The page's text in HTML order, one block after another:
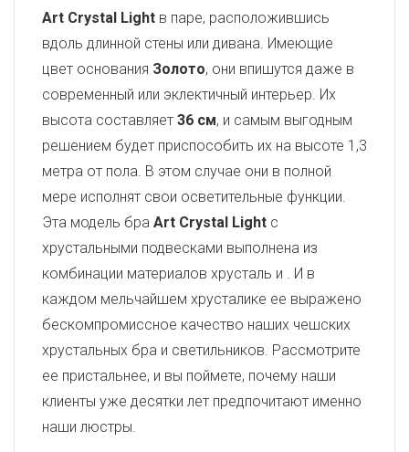
Art Crystal Light в паре, расположившись
вдоль длинной стены или дивана. Имеющие
цвет основания Золото, они впишутся даже в
современный или эклектичный интерьер. Их
высота составляет 36 см, и самым выгодным
решением будет приспособить их на высоте 1,3
метра от пола. В этом случае они в полной
мере исполнят свои осветительные функции.
Эта модель бра Art Crystal Light с
хрустальными подвесками выполнена из
комбинации материалов хрусталь и . И в
каждом мельчайшем хрусталике ее выражено
бескомпромиссное качество наших чешских
хрустальных бра и светильников. Рассмотрите
ее пристальнее, и вы поймете, почему наши
клиенты уже десятки лет предпочитают именно
наши люстры.